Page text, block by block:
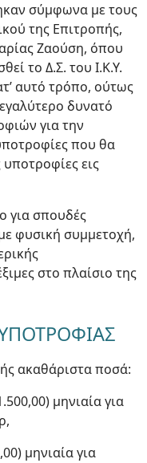
σύμφωνα με τους
της Επιτροπής,
Ζαούση, όπου
το Δ.Σ. του Ι.Κ.Υ.
αυτό τρόπο, ούτως
δυνατό
για την
που θα
εις
για σπουδές
φυσική συμμετοχή,
στο πλαίσιο της
ακαθάριστα ποσά:
μηνιαία για
μηνιαία για